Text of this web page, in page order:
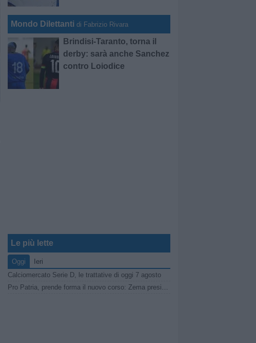
Mondo Dilettanti di Fabrizio Rivara
Brindisi-Taranto, torna il
derby: sarà anche Sanchez
contro Loiodice
Le più lette
Oggi
Ieri
Calciomercato Serie D, le trattative di oggi 7 agosto
Pro Patria, prende forma il nuovo corso: Zema presidente, Sabatini al fianco del club